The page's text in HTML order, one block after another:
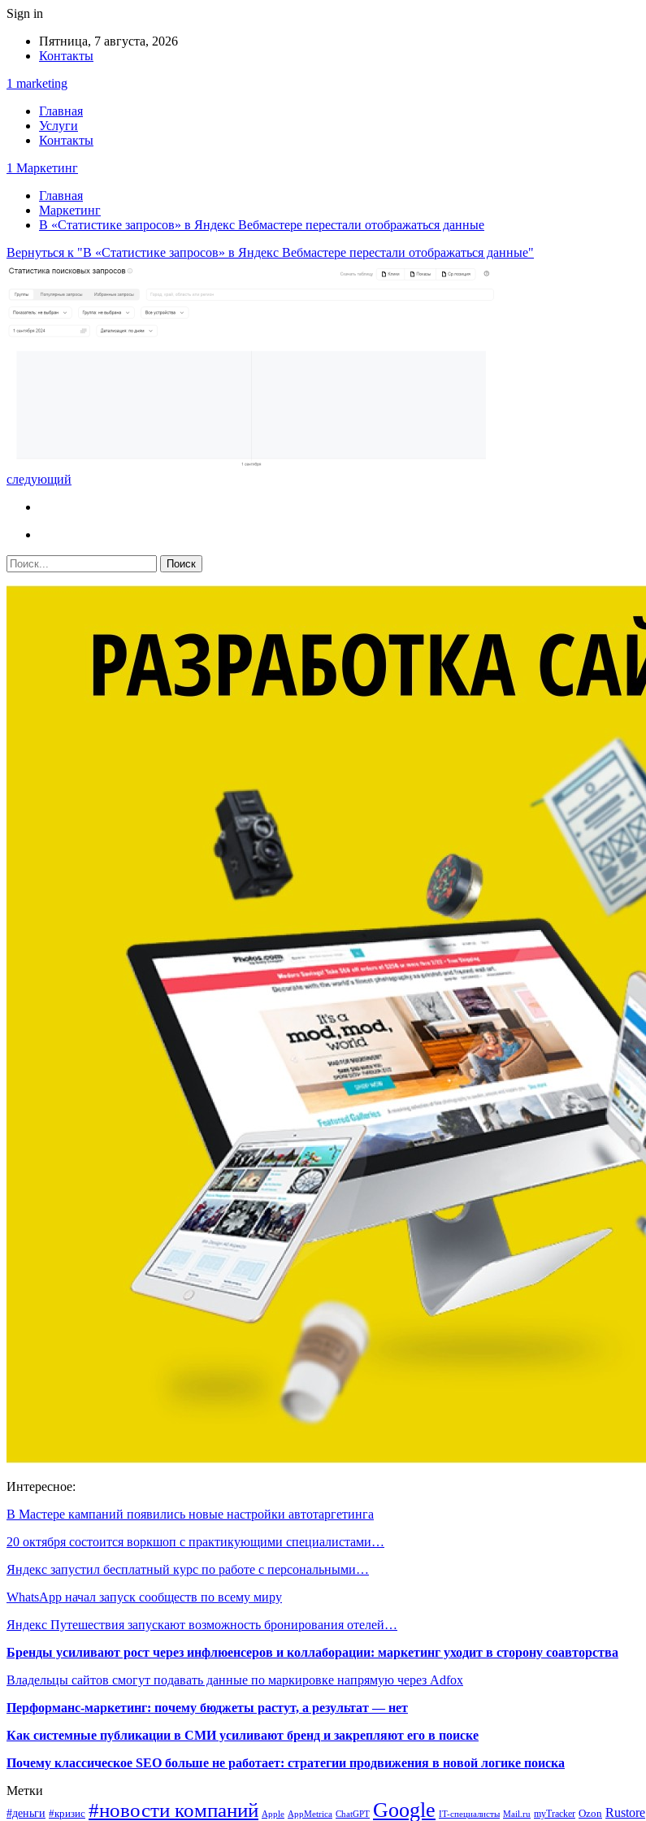
Sign in
Пятница, 7 августа, 2026
Контакты
1 marketing
Главная
Услуги
Контакты
1 Маркетинг
Главная
Маркетинг
В «Статистике запросов» в Яндекс Вебмастере перестали отображаться данные
Вернуться к "В «Статистике запросов» в Яндекс Вебмастере перестали отображаться данные"
следующий
Интересное:
В Мастере кампаний появились новые настройки автотаргетинга
20 октября состоится воркшоп с практикующими специалистами…
Яндекс запустил бесплатный курс по работе с персональными…
WhatsApp начал запуск сообществ по всему миру
Яндекс Путешествия запускают возможность бронирования отелей…
Бренды усиливают рост через инфлюенсеров и коллаборации: маркетинг уходит в сторону соавторства
Владельцы сайтов смогут подавать данные по маркировке напрямую через Adfox
Перформанс-маркетинг: почему бюджеты растут, а результат — нет
Как системные публикации в СМИ усиливают бренд и закрепляют его в поиске
Почему классическое SEO больше не работает: стратегии продвижения в новой логике поиска
Метки
#деньги #кризис #новости компаний Apple AppMetrica ChatGPT Google IT-специалисты Mail.ru myTracker Ozon Rustore